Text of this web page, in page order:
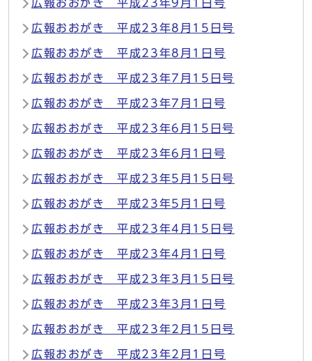
広報おおがき 平成23年9月1日号
広報おおがき 平成23年8月15日号
広報おおがき 平成23年8月1日号
広報おおがき 平成23年7月15日号
広報おおがき 平成23年7月1日号
広報おおがき 平成23年6月15日号
広報おおがき 平成23年6月1日号
広報おおがき 平成23年5月15日号
広報おおがき 平成23年5月1日号
広報おおがき 平成23年4月15日号
広報おおがき 平成23年4月1日号
広報おおがき 平成23年3月15日号
広報おおがき 平成23年3月1日号
広報おおがき 平成23年2月15日号
広報おおがき 平成23年2月1日号